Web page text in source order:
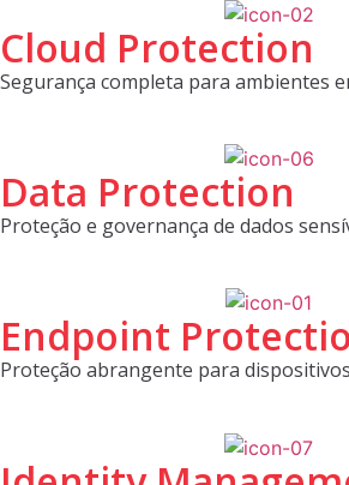
Cloud Protection
Segurança completa para ambientes
Data Protection
Proteção e governança de dados
Endpoint
Proteção abrangente para